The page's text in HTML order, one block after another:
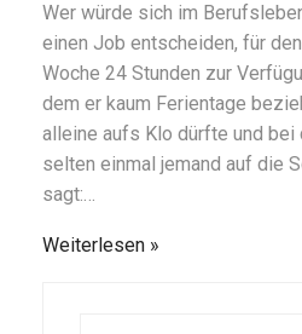
Wer würde sich im
einen Job entscheiden, für
Woche 24 Stunden zur
dem er kaum Ferientage
alleine aufs Klo dürfte und bei
selten einmal jemand auf die
sagt:…
Weiterlesen